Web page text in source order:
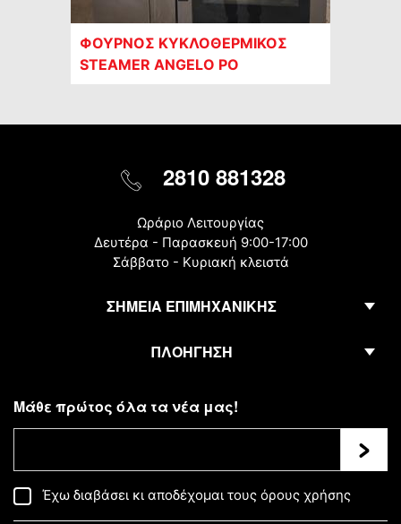
ΦΟΥΡΝΟΣ ΚΥΚΛΟΘΕΡΜΙΚΟΣ
STEAMER ANGELO PO
2810 881328
Ωράριο Λειτουργίας
Δευτέρα - Παρασκευή 9:00-17:00
Σάββατο - Κυριακή κλειστά
ΣΗΜΕΙΑ ΕΠΙΜΗΧΑΝΙΚΗΣ
ΠΛΟΗΓΗΣΗ
Μάθε πρώτος όλα τα νέα μας!
Έχω διαβάσει κι αποδέχομαι τους όρους χρήσης